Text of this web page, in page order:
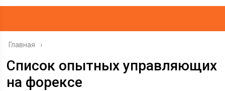
Главная
Список опытных управляющих
на форексе